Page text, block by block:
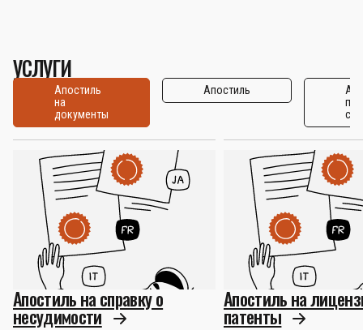
УСЛУГИ
Апостиль
на
документы
Апостиль
по
Апостиль на справку о
несудимости
Апостиль на
патенты